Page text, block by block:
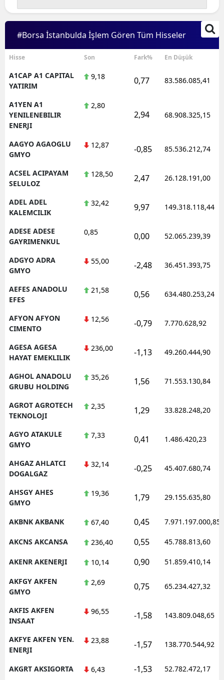
Çankırı
Çorum
Denizli
Elazığ
Erzurum
Eskişehir
Gümüşhane
Isparta
İzmir
Kars
Kırklareli
Konya
Kütahya
Malatya
Manisa
Kahramanmaraş
Muş
Nevşehir
#Borsa İstanbulda İşlem Gören Tüm Hisseler
Hisse Son Fark% En Düşük
A1CAP A1 CAPITAL
YATIRIM
9,18 0,77 83.586.085,41
A1YEN A1
YENILENEBILIR
ENERJI
2,80
2,94 68.908.325,15
AAGYO AGAOGLU
GMYO
12,87 -0,85 85.536.212,74
ACSEL ACIPAYAM
SELULOZ
128,50 2,47 26.128.191,00
ADEL ADEL
KALEMCILIK
32,42 9,97 149.318.118,44
ADESE ADESE
GAYRIMENKUL
0,85 0,00 52.065.239,39
ADGYO ADRA
GMYO
55,00 -2,48 36.451.393,75
AEFES ANADOLU
EFES
21,58 0,56 634.480.253,24
AFYON AFYON
CIMENTO
12,56 -0,79 7.770.628,92
AGESA AGESA
HAYAT EMEKLILIK
236,00 -1,13 49.260.444,90
AGHOL ANADOLU
GRUBU HOLDING
35,26 1,56 71.553.130,84
AGROT AGROTECH
TEKNOLOJI
2,35 1,29 33.828.248,20
AGYO ATAKULE
GMYO
7,33 0,41 1.486.420,23
AHGAZ AHLATCI
DOGALGAZ
32,14 -0,25 45.407.680,74
AHSGY AHES
GMYO
19,36 1,79 29.155.635,80
AKBNK AKBANK 67,40 0,45 7.971.197.000,85
AKCNS AKCANSA 236,40 0,55 45.788.813,60
AKENR AKENERJI 10,14 0,90 51.859.410,14
AKFGY AKFEN
GMYO
2,69 0,75 65.234.427,32
AKFIS AKFEN
INSAAT
96,55 -1,58 143.809.048,65
AKFYE AKFEN YEN.
ENERJI
23,88 -1,57 138.770.544,92
AKGRT AKSIGORTA 6,43 -1,53 52.782.472,17